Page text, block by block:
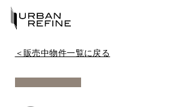
＜販売中物件一覧に戻る